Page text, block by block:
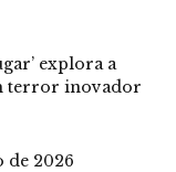
explora a
terror inovador
de 2026